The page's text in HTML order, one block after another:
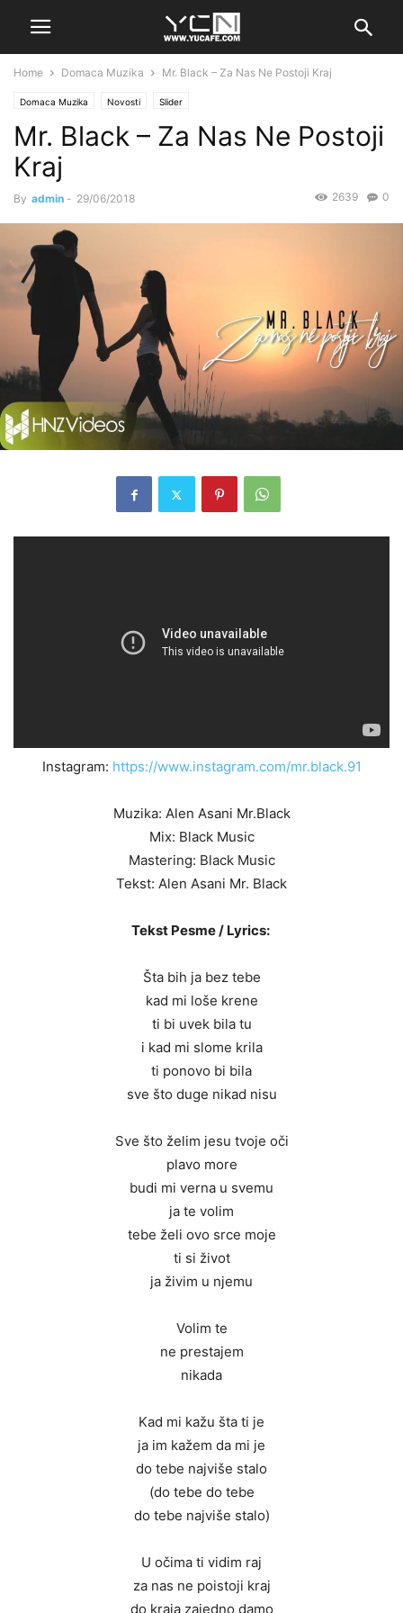
Home Domaca Muzika Mr. Black – Za Nas Ne Postoji Kraj
Domaca Muzika Novosti Slider
Mr. Black – Za Nas Ne Postoji
Kraj
By admin - 29/06/2018 0
2639
Instagram: https://www.instagram.com/mr.black.91
Muzika: Alen Asani Mr.Black
Mix: Black Music
Mastering: Black Music
Tekst: Alen Asani Mr. Black
Tekst Pesme / Lyrics:
Šta bih ja bez tebe
kad mi loše krene
ti bi uvek bila tu
i kad mi slome krila
ti ponovo bi bila
sve što duge nikad nisu
Sve što želim jesu tvoje oči
plavo more
budi mi verna u svemu
ja te volim
tebe želi ovo srce moje
ti si život
ja živim u njemu
Volim te
ne prestajem
nikada
Kad mi kažu šta ti je
ja im kažem da mi je
do tebe najviše stalo
(do tebe do tebe
do tebe najviše stalo)
U očima ti vidim raj
za nas ne poistoji kraj
do kraja zajedno damo